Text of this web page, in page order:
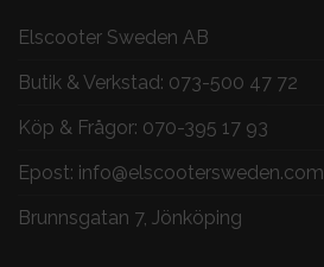
Elscooter Sweden AB
Butik & Verkstad: 073-500 47 72
Köp & Frågor: 070-395 17 93
Epost: info@elscootersweden.com
Brunnsgatan 7, Jönköping